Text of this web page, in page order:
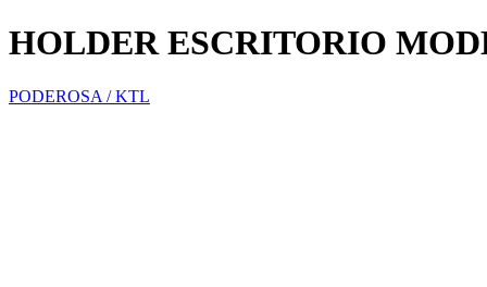
HOLDER ESCRITORIO
PODEROSA / KTL